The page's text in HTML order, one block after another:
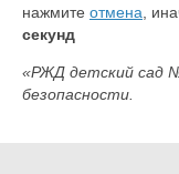
нажмите отмена ,
секунд
«РЖД детский сад
безопасности.